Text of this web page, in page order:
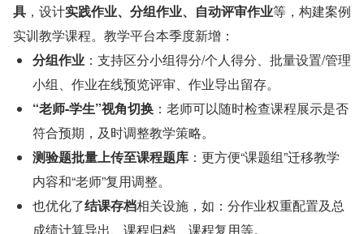
具 ，设计实践作业、分组作业、自动评审作业等，构建案例
实训教学课程。教学平台本季度新增：
分组作业 ：支持区分小组得分/个人得分、批量设置/管理
小组、作业在线预览评审、作业导出留存。
“老师-学生”视角切换 ：老师可以随时检查课程展示是否
符合预期，及时调整教学策略。
测验题批量上传至课程题库 ：更方便“课题组”迁移教学
内容和“老师”复用调整。
也优化了结课存档相关设施，如：分作业权重配置及总
成绩计算导出、课程归档、课程复用等。